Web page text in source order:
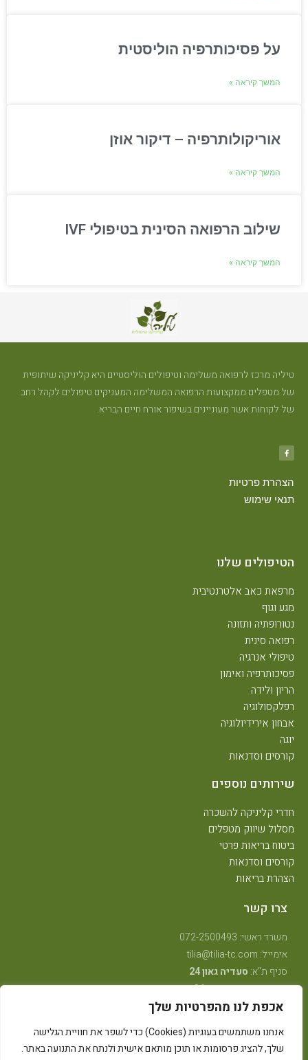
אכפת לנו מהפרטיות שלך
אנחנו משתמשים בעוגיות (Cookies) כדי לשפר את חוויית הגלישה
שלך, להציג פרסומות או תוכן מותאם אישית ולנתח את התנועה באתר.
על פסיכותרפיה הוליסטית
המשך קיראה »
אוריקולותרפיה – דיקור אוזן
המשך קיראה »
שילוב הרפואה הסינית בטיפולי IVF
המשך קיראה »
טיליה מרכז לרפואה משלימה וטיפולים הוליסטיים היא קליניקה שיתופית
של מטפלים ממקצועות הרפואה המשלימה המעניקים טיפולים לקהל רחב
של לקוחות אשר מעוניינים בשיפור אורח חיים הבריא.
הצהרת פרטיות
תנאי שימוש
הטיפולים שלנו
מרפאת כאב אלטרנטיבית
מגע וגוף
נטורופתיה ותזונה
רפואה סינית
טיפולי אנרגיה
פסיכותרפיה ואימון
הריון ולידה
רפלקסולוגיה
אבחון אירידיולוגיה
יוגה
קורסים וסדנאות
שירותים נוספים
חדרי קליניקה להשכרה
מסלול שיווק מטפלים
ביטוח בריאות פרטי
קורסים וסדנאות
הצהרת בריאות
צרו קשר
משרד ראשי: 072-2500493
אימייל: tilia@tilia-tc.com
סניף ת"א: סעדיה גאון 24
סניף רמת גן:בן גוריון 24, קליניקה טיפולית.
סניף חיפה:טשרניחובסקי 35
(בנין אסטרא) קומה 3.
סניף קיבוץ אלונים:ליד מרכז אלון(בבית הדורות)